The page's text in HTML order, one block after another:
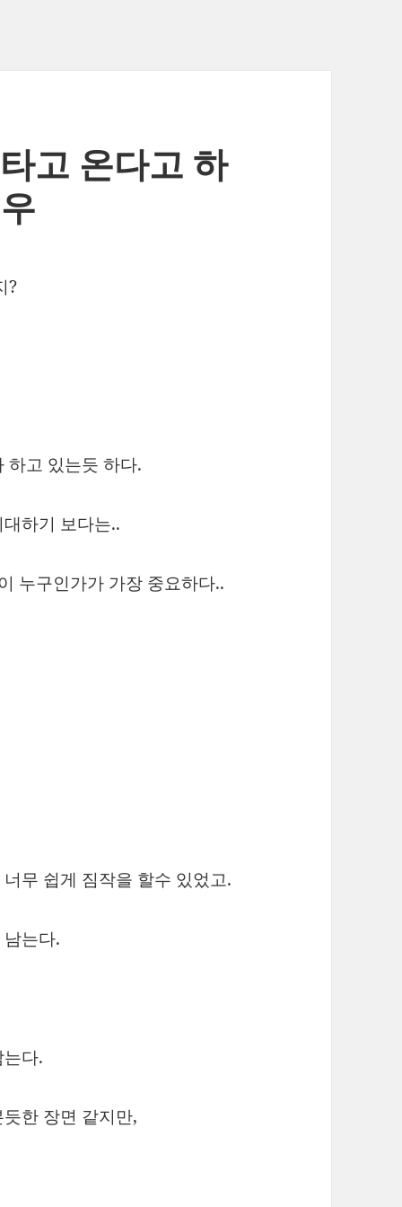
고 온다고 하
?
하고 있는듯 하다.
하기 보다는..
누구인가가 가장 중요하다..
무 쉽게 짐작을 할수 있었고.
는다.
다.
한 장면 같지만,